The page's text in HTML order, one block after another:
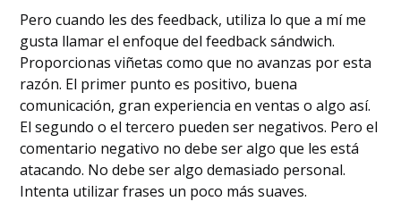
Pero cuando les des feedback, utiliza lo que a mí me
gusta llamar el enfoque del feedback sándwich.
Proporcionas viñetas como que no avanzas por esta
razón. El primer punto es positivo, buena
comunicación, gran experiencia en ventas o algo así.
El segundo o el tercero pueden ser negativos. Pero el
comentario negativo no debe ser algo que les está
atacando. No debe ser algo demasiado personal.
Intenta utilizar frases un poco más suaves.